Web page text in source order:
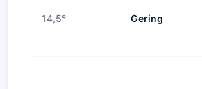
14,5° Gering